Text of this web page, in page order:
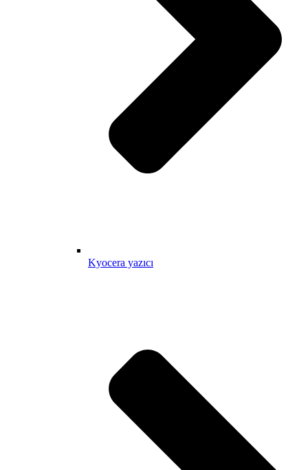
Kyocera yazıcı